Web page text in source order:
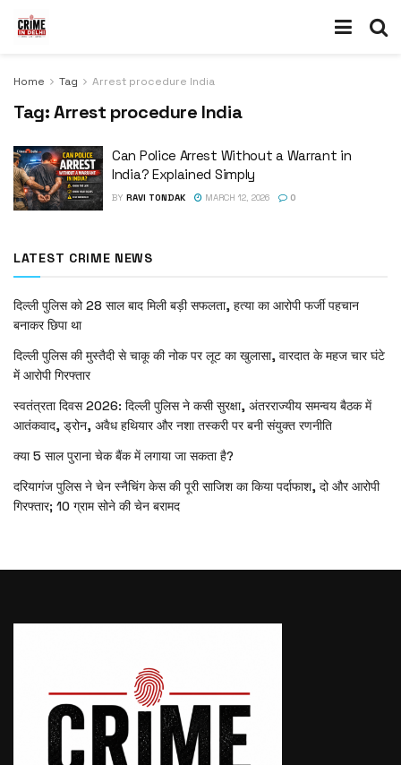
Home Tag Arrest procedure India
Tag:Arrest procedure India
Can Police Arrest Without a Warrant in
India? Explained Simply
BY RAVI TONDAK MARCH 12, 2026 0
LATEST CRIME NEWS
दिल्ली पुलिस को 28 साल बाद मिली बड़ी सफलता, हत्या का आरोपी फर्जी पहचान
बनाकर छिपा था
दिल्ली पुलिस की मुस्तैदी से चाकू की नोक पर लूट का खुलासा, वारदात के महज चार घंटे
में आरोपी गिरफ्तार
स्वतंत्रता दिवस 2026: दिल्ली पुलिस ने कसी सुरक्षा, अंतरराज्यीय समन्वय बैठक में
आतंकवाद, ड्रोन, अवैध हथियार और नशा तस्करी पर बनी संयुक्त रणनीति
क्या 5 साल पुराना चेक बैंक में लगाया जा सकता है?
दरियागंज पुलिस ने चेन स्नैचिंग केस की पूरी साजिश का किया पर्दाफाश, दो और आरोपी
गिरफ्तार; 10 ग्राम सोने की चेन बरामद